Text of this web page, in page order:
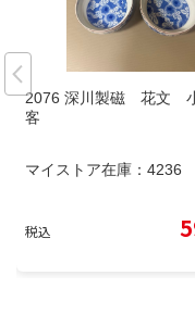
2076 深川製磁 花文
客
マイストア在庫： 4236
税込